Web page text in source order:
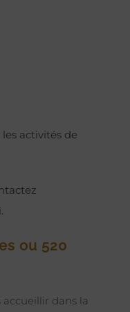
activités de
ou 520
accueillir dans la